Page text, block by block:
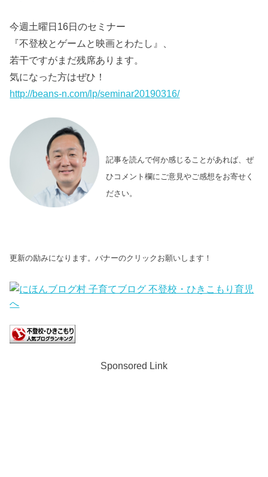
今週土曜日16日のセミナー
『不登校とゲームと映画とわたし』、
若干ですがまだ残席あります。
気になった方はぜひ！
http://beans-n.com/lp/seminar20190316/
記事を読んで何か感じることがあれば、ぜ
ひコメント欄にご意見やご感想をお寄せく
ださい。
更新の励みになります。バナーのクリックお願いします！
Sponsored Link